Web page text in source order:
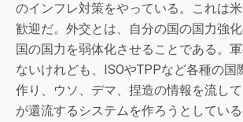
のインフレ対策をやっている。これは
歓迎だ。外交とは、自分の国の国力強
国の国力を弱体化させることである。
ないけれども、ISOやTPPなど各種の国
作り、ウソ、デマ、捏造の情報を流し
が還流するシステムを作ろうとしてい